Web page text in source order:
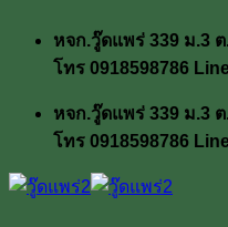
เนื้อหา
หจก.วู๊ดแพร่ 339 ม.3
โทร 0918598786
หจก.วู๊ดแพร่ 339 ม.3
โทร 0918598786